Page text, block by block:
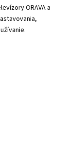
ORAVA a